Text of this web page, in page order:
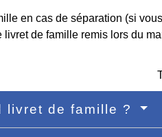
en cas de séparation (si
de famille remis lors du
livret de famille ?